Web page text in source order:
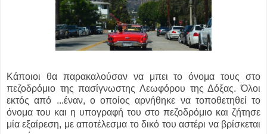
Κάποιοι θα παρακαλούσαν να μπει το όνομα τους στο
πεζοδρόμιο της πασίγνωστης Λεωφόρου της Δόξας. Όλοι
εκτός από ...έναν, ο οποίος αρνήθηκε να τοποθετηθεί το
όνομα του και η υπογραφή του στο πεζοδρόμιο και ζήτησε
μία εξαίρεση, με αποτέλεσμα το δικό του αστέρι να βρίσκεται